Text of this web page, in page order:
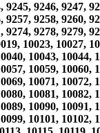
9245, 9246, 9247,
9257, 9258, 9260,
9274, 9278, 9279,
10023, 10027,
10043, 10044,
10059, 10060,
10071, 10072,
10081, 10082,
10090, 10091,
10101, 10102,